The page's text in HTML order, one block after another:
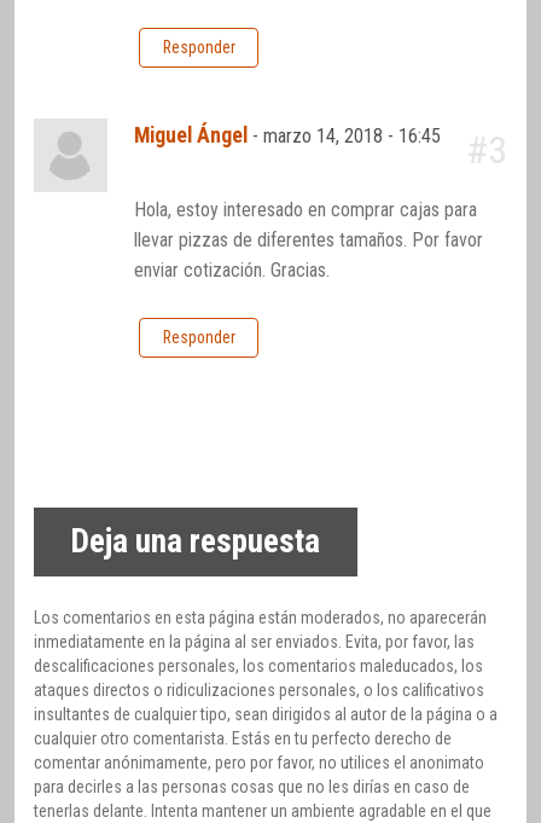
Responder
Miguel Ángel -marzo 14, 2018 - 16:45 #3
Hola, estoy interesado en comprar cajas para
llevar pizzas de diferentes tamaños. Por favor
enviar cotización. Gracias.
Responder
Deja una respuesta
Los comentarios en esta página están moderados, no aparecerán
inmediatamente en la página al ser enviados. Evita, por favor, las
descalificaciones personales, los comentarios maleducados, los
ataques directos o ridiculizaciones personales, o los calificativos
insultantes de cualquier tipo, sean dirigidos al autor de la página o a
cualquier otro comentarista. Estás en tu perfecto derecho de
comentar anónimamente, pero por favor, no utilices el anonimato
para decirles a las personas cosas que no les dirías en caso de
tenerlas delante. Intenta mantener un ambiente agradable en el que